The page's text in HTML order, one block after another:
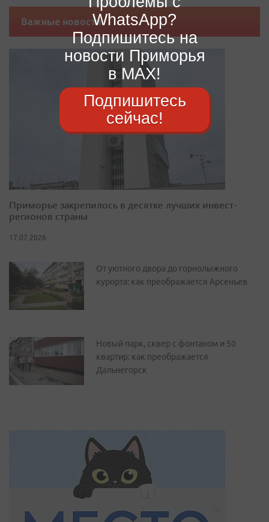
Важные новости
Приморье закрепилось в десятке лучших инвест-
регионов страны
17.07.2026
От уютного двора до горнолыжного
курорта: как преображается Арсеньев
Новый парк, сквер с фонтаном и 50
квартир: как преображается
Дальнегорск
WhatsApp?
Подпишитесь на
новости Приморья
в MAX!
Подпишитесь
сейчас!